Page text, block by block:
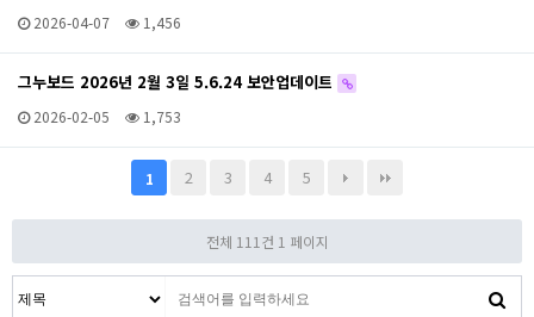
2026-04-07 1,456
그누보드 2026년 2월 3일 5.6.24 보안업데이트
2026-02-05 1,753
1 2 3 4 5
전체 111건 1 페이지